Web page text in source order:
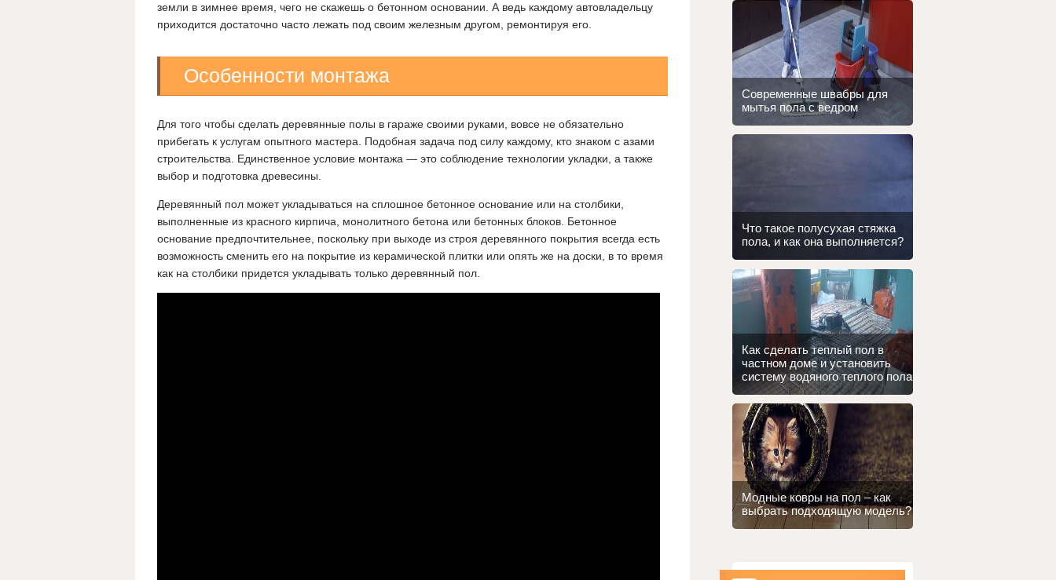
земли в зимнее время, чего не скажешь о бетонном основании. А ведь каждому автовладельцу
приходится достаточно часто лежать под своим железным другом, ремонтируя его.
Особенности монтажа
Для того чтобы сделать деревянные полы в гараже своими руками, вовсе не обязательно
прибегать к услугам опытного мастера. Подобная задача под силу каждому, кто знаком с азами
строительства. Единственное условие монтажа — это соблюдение технологии укладки, а также
выбор и подготовка древесины.
Деревянный пол может укладываться на сплошное бетонное основание или на столбики,
выполненные из красного кирпича, монолитного бетона или бетонных блоков. Бетонное
основание предпочтительнее, поскольку при выходе из строя деревянного покрытия всегда есть
возможность сменить его на покрытие из керамической плитки или опять же на доски, в то время
как на столбики придется укладывать только деревянный пол.
Современные швабры для
мытья пола с ведром
Что такое полусухая стяжка
пола, и как она выполняется?
Как сделать теплый пол в
частном доме и установить
систему водяного теплого пола
Модные ковры на пол – как
выбрать подходящую модель?